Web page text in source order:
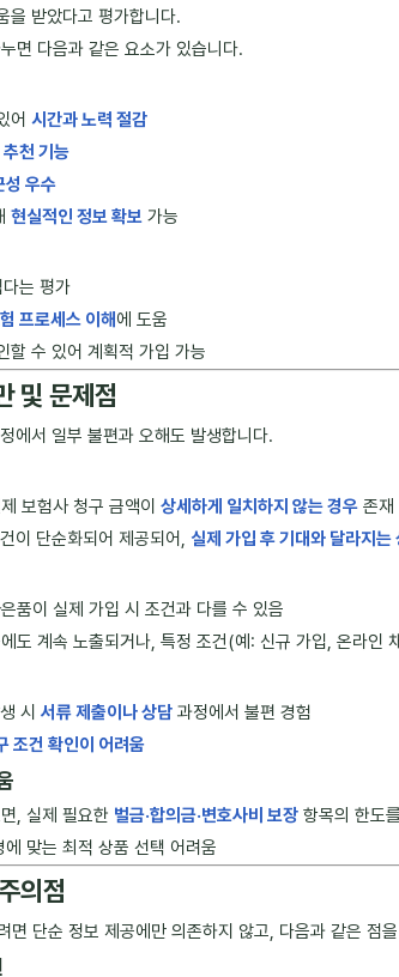
을 받았다고 평가합니다.
면 다음과 같은 요소가 있습니다.
어 시간과 노력 절감
추천 기능
성 우수
현실적인 정보 확보 가능
는 평가
프로세스 이해에 도움
할 수 있어 계획적 가입 가능
및 문제점
에서 일부 불편과 오해도 발생합니다.
보험사 청구 금액이 상세하게 일치하지 않는 경우 존재
이 단순화되어 제공되어, 실제 가입 후 기대와 달라지는
품이 실제 가입 시 조건과 다를 수 있음
도 계속 노출되거나, 특정 조건(예: 신규 가입, 온라인
시 서류 제출이나 상담 과정에서 불편 경험
조건 확인이 어려움
, 실제 필요한 벌금·합의금·변호사비 보장 항목의 한도
맞는 최적 상품 선택 어려움
의점
면 단순 정보 제공에만 의존하지 않고, 다음과 같은 점